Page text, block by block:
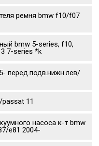
ремня bmw f10/f07
bmw 5-series, f10,
7-series *k
перед.подв.нижн.лев/
11
насоса к-т bmw
e81 2004-